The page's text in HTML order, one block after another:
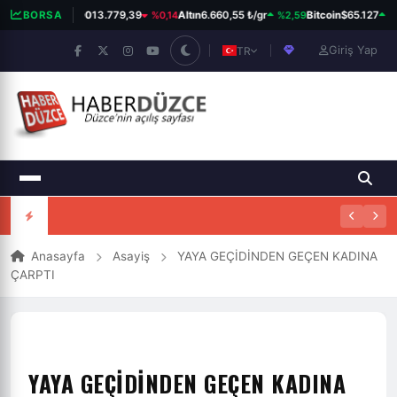
BORSA
BIST 10013.779,39 %0,14Altın6.660,55 ₺/gr %2,59Bitcoin$65.127
TR Giriş Yap
Anasayfa Asayiş
YAYA GEÇİDİNDEN GEÇEN KADINA
ÇARPTI
YAYA GEÇİDİNDEN GEÇEN KADINA